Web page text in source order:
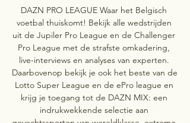
DAZN PRO LEAGUE Waar het Belgisch voetbal thuiskomt! Bekijk alle wedstrijden uit de Jupiler Pro League en de Challenger Pro League met de strafste omkadering, live-interviews en analyses van experten. Daarbovenop bekijk je ook het beste van de Lotto Super League en de ePro league en krijg je toegang tot de DAZN MIX: een indrukwekkende selectie aan gevechtssporten van wereldklasse, extreme sports, met onder andere Red Bull tv, en Women’s Champions League voetbal. €14. 

99 / Maand 4 UEFA Women's Champions League: All matches Boxing DAZN sports shows and documentaries And more Je kan kiezen voor voor een maandelijks abonnement, dat elke maand automatisch vernieuwt, of een contract of jaarabonnement, waarmee je 12 maanden goedkoper kan genieten van het aanbod van de DAZN MIX. Hernieuwt automatisch na afloopt van je abonnement en is op elk moment opzegbaar met een opzegtermijn van minstens 1 maand. Kies het abonnement dat het beste bij jou past. Maak een account aan bij ELEVEN on DAZNKijk live en stream geweldige sportcontent in je browser of in de DAZN app. 

99 / maand 1 stream tegelijkertijd 6 geregistreerde apparaten All Pro League games including Jupiler Pro League, Challenger Pro League and Lotto Super League LaLiga, Bundesliga, Serie A, Ligue 1, FA Cup, Women's Champions League, Nations League and more NBA, UFC, NFL and more Bestel nu Per abonnement kan je 1 stream tegelijk bekijken in full HD. Te bekijken op tv's en streaming apparaten, smartphones, tablets, je computer en zelfs op je gameconsole. Je kan kiezen voor voor een maandelijks abonnement, dat elke maand automatisch vernieuwt, of een contract of jaarabonnement, waarmee je 12 maanden goedkoper kan genieten van het Belgisch voetbal, de beste Europese voetbalcompetities en nog veel meer sport. Hernieuwt automatisch na afloopt van je abonnement en is op elk moment opzegbaar met een opzegtermijn van minstens 1 maand. 

99 / Maand All Jupiler Pro League matches plus play-offs All Challenger Pro League games All Lotto Super League games Proximus ePro League Per abonnement kan je 1 stream tegelijk bekijken in full HD. Je kan kiezen voor voor een maandelijks abonnement, dat elke maand automatisch vernieuwt, of een contract of jaarabonnement, waarmee je 12 maanden goedkoper kan genieten van het Belgisch voetbal. Hernieuwt automatisch na afloopt van je abonnement en is op elk moment opzegbaar met een opzegtermijn van minstens 1 maand. DAZN TOTAL + PLAY SPORTS Het meest complete sportstreamingaanbod in Vlaanderen! Krijg toegang tot live en on demand content van Eleven, DAZN én Play Sports! Bekijk elke week meer dan 40 wedstrijden van de Belgische Pro Leagues, de Lotto Super League, de beste Europese competities, NBA, NFL, UFC, PFL én het complete aanbod van Play Sports bekijken. En daarbovenop krijg je ook toegang tot de DAZN MIX: een indrukwekkende selectie aan gevechtssporten van wereldklasse, extreme sports, met onder andere Red Bull tv, en Women’s Champions League voetbal. 

Cercle Brugge Zulte-Waregem kijken live 31 oktober 2023 31 okt 2023 — 11 sep 2021 — Hoe kan ik gratis livestream kijken naar Zulte Waregem tegen Cercle bij Bwin TV? Bij Bwin TV kan je dus altijd alle matches ...

€23. 99 / Maand Includes the Play Sports channels Per abonnement kan je 1 stream tegelijk bekijken in full HD. Te bekijken op tv's en streaming apparaten, smartphones, tablets, je computer en zelfs op je gameconsole. Een maandelijks abonnement, dat elke maand automatisch vernieuwt en waarmee je kan genieten van het volledige aanbod van Eleven, DAZN en Play Sports. Hernieuwt automatisch na afloopt van je abonnement en is op elk moment opzegbaar met een opzegtermijn van 1 maand. DAZN MIX De DAZN MIX geeft je toegang tot een indrukwekkende selectie aan gevechtssporten van wereldklasse, extreme sports, met onder andere Red Bull tv, en Women’s Champions League voetbal. €9. 

SV Zulte-Waregem SV Zulte-Waregem Fixtures, Results, Live Scores, Live Streams. « Vorige. Volg Club Brugge vs Zulte-Waregem · Sporza · Zaterdag, 9 December · Tweede Divisie.

Live wedstrijden Croky Cup met real-time updates via onze streamHuidige live-wedstrijden Croky Cup Kijk Hier Nu Alles Gratis Croky Cup 2023/2024 Speeldatum Tijdstip Thuis Uit Stand Details 06-12-2023 20:00 Knokke OH Leuven 0 - 1 LIVE 24' KV Oostende Genk Live-wedstrijden Croky Cup 2023/2024 Antwerp - Sporting Charleroi Woensdag 6 december 2023 - 20:30 uur Bosuilstadion DeurneAntwerp neemt het op 06-12-2023 in de Croky Cup in eigen huis op tegen Sporting Charleroi. De wedstrijd wordt gespeeld in Bosuilstadion in Deurne. >> Live Antwerp - Sporting Charleroi stream kijken Sint-Truiden - Gent Woensdag 6 december 2023 - 20:30 uur Stadion Stayen Sint TruidenSint-Truiden neemt het op 06-12-2023 in de Croky Cup in eigen huis op tegen Gent. De wedstrijd wordt gespeeld in Stadion Stayen in Sint Truiden. >> Live Sint-Truiden - Gent stream kijken Club Brugge - Zulte-Waregem Woensdag 6 december 2023 - 20:45 uur Jan Breydelstadion BruggeClub Brugge neemt het op 06-12-2023 in de Croky Cup in eigen huis op tegen Zulte-Waregem. 

Ontelbaar veel uren aan On demand content EEN ON DEMAND CATALOGUS MET SAMENVATTINGEN, INTERVIEWS, HUISGEMAAKTE REPORTAGES EN DOCUMENTAIRES. BEKIJK WEKELIJKS FORMATS ZOALS THE BENCH, Rivals, Your Coach en Eleven Retro. Neem deel en win unieke prijzen Jupiler Pro League Tournée Générale voor jouw bar! HET IS TOURNÉE GÉNÉRALE EN ELEVEN TRAKTEERT OP DUIZENDEN PRIJZEN! VANAF €1 DOE JE MEE AAN DEZE UNIEKE WEDSTRIJD EN DIT BEDRAG GAAT INTEGRAAL NAAR JOUW FAVORIETE BAR. ZELF WIN JE MISSCHIEN WEL VIP-TICKETS, GESIGNEERDE SHIRTS, EEN VOUCHER VAN VOETBALSHOP T. W. V. €5 OF EEN BEZOEK VAN ONZE ELEVEN/DAZN REPORTER DIE EEN RONDJE BETAALT IN JOUW FAVORIETE BAR! Securex Manager of the Month Stem nu voor jouw Securex Manager of the Month! Fantasy Game De Fantasy Pro League is terug voor een nieuw seizoen! Speel gratis mee met het officiële fantasy voetbalspel van de Belgische eerste klasse en maak kans op talloze prijzen! Stel je team samen, speel tegen vrienden, familie of collega's. 

Cercle Brugge Zulte-Waregem kijken 31/10/2023 - Warriors Inc. 31 okt 2023 — 17 uur geleden — (Live sport<) Cercle Brugge Zulte-Waregem kijken stream 31.10.2023 Kijk hier gratis naar voetbalwedstrijden uit de Cercle ...

Het grootste sportnetwerk ter wereld | ELEVEN on DAZN | ELEVEN on DAZNDeze week Live op Eleven Wekelijks meer dan 40 topwedstrijden uit de Jupiler Pro League, Challenger Pro League, Lotto Super League, Ligue 1, Laliga, Serie A, Bundesliga, FA Cup, NBA, NFL, UFC en nog veel meer. Wed 06 Dec|21:00 | Olympique MarseilleOlympique MarseilleVSOlympique LyonnaisOlympique Lyonnais Wed 06 Dec|01:30 Milwaukee BucksMilwaukee BucksVSNew York KnicksNew York Knicks Wed 06 Dec|04:00 L. A. LakersL. LakersVSPhoenix SunsPhoenix Suns Fri 08 Dec|20:25 KV KortrijkKV KortrijkVSKVC WesterloKVC Westerlo Fri 08 Dec|20:45 Juventus FCJuventus FCVSSSC NapoliSSC Napoli Fri 08 Dec|03:00 TBDTBDVSTBDTBD Fri 08 Dec|02:15 Pittsburgh SteelersPittsburgh SteelersVSNew England PatriotsNew England Patriots Sat 09 Dec|15:40 Cercle BruggeCercle BruggeVSRoyal Antwerp FCRoyal Antwerp FC Sat 09 Dec|18:10 STVVSTVVVSOH LeuvenOH Leuven Sat 09 Dec|20:25 KAA GentKAA GentVSRWD MolenbeekRWD Molenbeek Sat 09 Dec|16:15 Real BetisReal BetisVSReal MadridReal Madrid Sat 09 Dec|18:30 Borussia DortmundBorussia DortmundVSRB LeipzigRB Leipzig Sat 09 Dec|21:00 Paris Saint-Germain Paris Saint-Germain VSFC NantesFC Nantes Sat 09 Dec|17:00 Stade Rennais FCStade Rennais FCVSAS MonacoAS Monaco Sat 09 Dec|18:00 Atalanta BergamoAtalanta BergamoVSAC MilanAC Milan Sat 09 Dec|20:45 InternazionaleInternazionaleVSUdinese CalcioUdinese Calcio Sat 09 Dec|02:00 Oklahoma CityOklahoma CityVSGolden State WarriorsGolden State Warriors Sun 10 Dec|13:00 KV MechelenKV MechelenVSClub BruggeClub Brugge Sun 10 Dec|15:55 KAS EupenKAS EupenVSKRC GenkKRC Genk Sun 10 Dec|18:00 RSC AnderlechtRSC AnderlechtVSStandard de LiègeStandard de Liège Sun 10 Dec|18:55 Sporting CharleroiSporting CharleroiVSUnion St. 

45 uur, weer een fraaie topmatch op het programma. Want dan… Op Jan Breydel in Brugge wordt vanavond, om 18. 30 uur, afgetrapt bij de fraaie Jupiler Pro League match Club Brugge… Union tegen Cercle, dat is vanavond, om 19. 15 uur, de laatste match uit onze eigen Pro League van dit weekend. … In de Duitse Bundesliga wordt vanmiddag, om 17. 30 uur, afgetrapt bij de topmatch tussen Bayer Leverkusen en Borussia Dortmund. Kan… Vanuit Sint-Truiden is STVV op verplaatsing naar Mechelen voor de Pro League match KV Mechelen tegen STVV. Vanmiddag, om 16. 00… De tweede halte van het crossweekend ligt in het Franse Flamanville. Want hier wordt namelijk vanmiddag, vanaf 15. 

De wedstrijd wordt gespeeld in Jan Breydelstadion in Brugge. >> Live Club Brugge - Zulte-Waregem stream kijken Waasland-Beveren - Union Saint-Gilloise Donderdag 7 december 2023 - 20:00 uur Freethiel-Stadion Beveren-WaasWaasland-Beveren neemt het op 07-12-2023 in de Croky Cup in eigen huis op tegen Union Saint-Gilloise. De wedstrijd wordt gespeeld in Freethiel-Stadion in Beveren-Waas. >> Live Waasland-Beveren - Union Saint-Gilloise stream kijken Anderlecht - Standard Luik Donderdag 7 december 2023 - 20:30 uur Lotto Park BrusselsAnderlecht neemt het op 07-12-2023 in de Croky Cup in eigen huis op tegen Standard Luik. 

[[[Streamen-]<]] Club Brugge Zulte-Waregem kijken live 6 dec 14 uur geleden — 31 okt 2023 — 11 sep 2021 — Hoe kan ik gratis livestream kijken naar Zulte Waregem tegen Cercle bij Bwin TV? Bij Bwin TV kan je dus altijd ...

Doelp. Geel Rood Gebles. Waard. {{index + 1}}. {{player. shortname}} {{player. position}} {{player. team_name}} {{player. apps}} {{player. mins}} {{player. goals}} {{player. yellow}} {{player. red}} {{player. rating? player. rating. slice(0, 4): 0}} Veelgestelde vragen Hoe werkt de 30 dagen gratis proefperiode? Hoe kan ik opzeggen? Op hoeveel schermen kan ik APP TV kijken? Op welke zenders van Eleven kan ik voetbal kijken? Heb ik materiaal nodi